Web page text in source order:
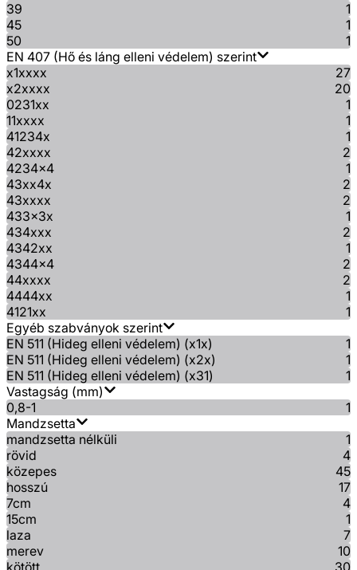
39
1
45
1
50
1
EN 407 (Hő és láng elleni védelem) szerint
x1xxxx
27
x2xxxx
20
0231xx
1
11xxxx
1
41234x
1
42xxxx
2
4234x4
1
43xx4x
2
43xxxx
2
433x3x
1
434xxx
2
4342xx
1
4344x4
2
44xxxx
2
4444xx
1
4121xx
1
Egyéb szabványok szerint
EN 511 (Hideg elleni védelem) (x1x)
1
EN 511 (Hideg elleni védelem) (x2x)
1
EN 511 (Hideg elleni védelem) (x31)
1
Vastagság (mm)
0,8-1
1
Mandzsetta
mandzsetta nélküli
1
rövid
4
közepes
45
hosszú
17
7cm
4
15cm
1
laza
7
merev
10